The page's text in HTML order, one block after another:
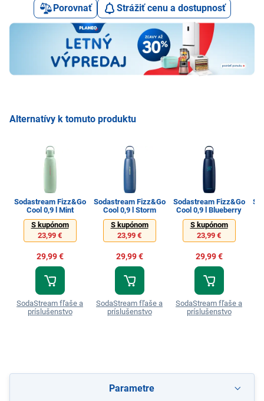
Porovnať Strážiť cenu a dostupnosť
Alternatívy k tomuto produktu
Sodastream Fizz&Go
Cool 0,9 l Mint
S kupónom
23,99 €
29,99 €
SodaStream fľaše a
príslušenstvo
Sodastream Fizz&Go
Cool 0,9 l Storm
S kupónom
23,99 €
29,99 €
SodaStream fľaše a
príslušenstvo
Sodastream Fizz&Go
Cool 0,9 l Blueberry
S kupónom
23,99 €
29,99 €
SodaStream fľaše a
príslušenstvo
Parametre